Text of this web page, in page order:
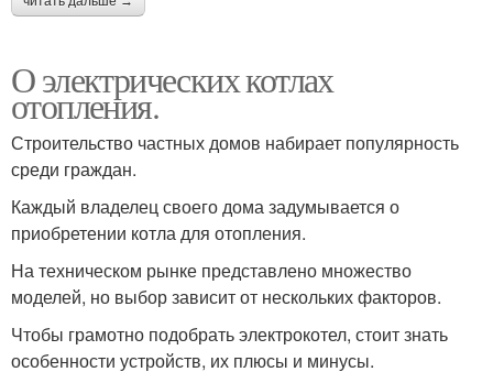
О электрических котлах
отопления.
Строительство частных домов набирает популярность
среди граждан.
Каждый владелец своего дома задумывается о
приобретении котла для отопления.
На техническом рынке представлено множество
моделей, но выбор зависит от нескольких факторов.
Чтобы грамотно подобрать электрокотел, стоит знать
особенности устройств, их плюсы и минусы.